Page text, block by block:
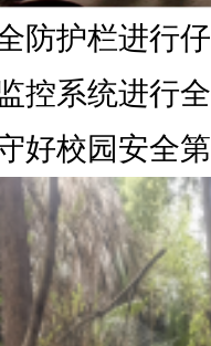
防护栏进行
控系统进行
好校园安全